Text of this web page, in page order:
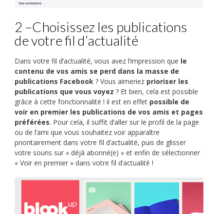
2 –Choisissez les publications
de votre fil d’actualité
Dans votre fil d’actualité, vous avez l’impression que le
contenu de vos amis se perd dans la masse de
publications Facebook ? Vous aimeriez prioriser les
publications que vous voyez ? Et bien, cela est possible
grâce à cette fonctionnalité ! il est en effet possible de
voir en premier les publications de vos amis et pages
préférées. Pour cela, il suffit d’aller sur le profil de la page
ou de l’ami que vous souhaitez voir apparaître
prioritairement dans votre fil d’actualité, puis de glisser
votre souris sur « déjà abonné(e) » et enfin de sélectionner
« Voir en premier » dans votre fil d’actualité !